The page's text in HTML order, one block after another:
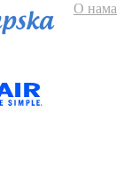
О нама